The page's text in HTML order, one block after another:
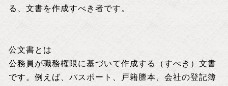
る、文書を作成すべき者です。
公文書とは
公務員が職務権限に基づいて作成する（すべき）文書
です。例えば、パスポート、戸籍謄本、会社の登記簿